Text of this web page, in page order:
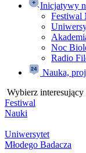
Inicjatywy
Festiwal
Noc
Radio
Nauka,
Wybierz interesujący
Festiwal
Nauki
Uniwersytet
Młodego Badacza